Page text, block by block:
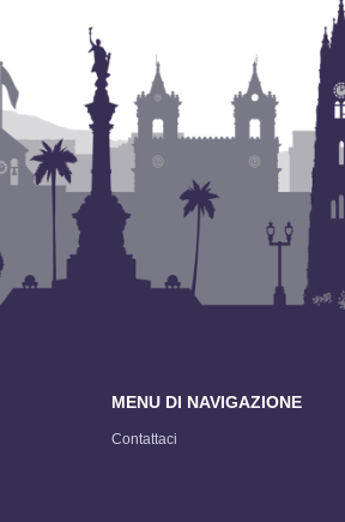
MENU DI NAVIGAZIONE
Contattaci